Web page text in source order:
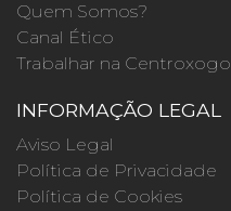
Quem Somos?
Canal Ético
Trabalhar na Centroxogo
INFORMAÇÃO LEGAL
Aviso Legal
Política de Privacidade
Política de Cookies